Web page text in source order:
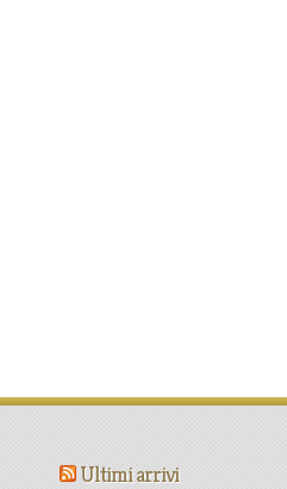
Ultimi arrivi